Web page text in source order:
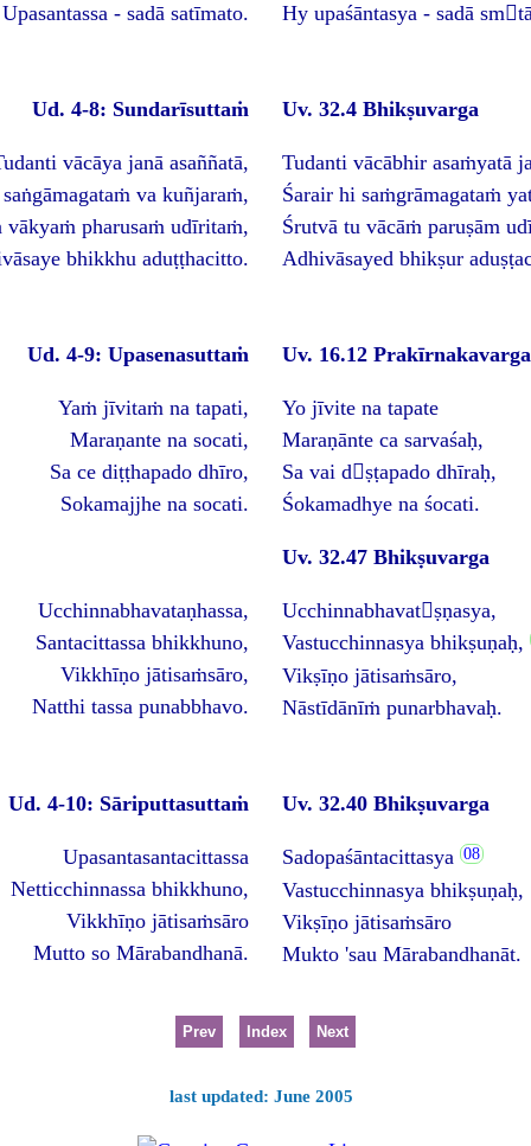
Upasantassa - sadā satīmato.
Hy upaśāntasya - sadā
Ud. 4-8: Sundarīsuttaṁ
vācāya janā asaññatā,
va kuñjaraṁ,
vākyaṁ pharusaṁ udīritaṁ,
bhikkhu aduṭṭhacitto.
Uv. 32.4 Bhikṣuvarga
Tudanti vācābhir asaṁyatā
Śarair hi saṁgrāmagataṁ
Śrutvā tu vācāṁ paruṣām
Adhivāsayed bhikṣur
Ud. 4-9: Upasenasuttaṁ
Yaṁ jīvitaṁ na tapati,
Maraṇante na socati,
Sa ce diṭṭhapado dhīro,
Sokamajjhe na socati.
Ucchinnabhavataṇhassa,
Santacittassa bhikkhuno,
Vikkhīṇo jātisaṁsāro,
Natthi tassa punabbhavo.
Uv. 16.12 Prakīrnakavarga
Yo jīvite na tapate
Maraṇānte ca sarvaśaḥ,
Sa vai dṣṭapado dhīraḥ,
Śokamadhye na śocati.
Uv. 32.47 Bhikṣuvarga
Ucchinnabhavatṣṇasya,
Vastucchinnasya bhikṣuṇaḥ,
Vikṣīṇo jātisaṁsāro,
Nāstīdānīṁ punarbhavaḥ.
Ud. 4-10: Sāriputtasuttaṁ
Upasantasantacittassa
Netticchinnassa bhikkhuno,
Vikkhīṇo jātisaṁsāro
Mutto so Mārabandhanā.
Uv. 32.40 Bhikṣuvarga
Sadopaśāntacittasya
Vastucchinnasya bhikṣuṇaḥ,
Vikṣīṇo jātisaṁsāro
Mukto 'sau Mārabandhanāt.
Prev Index Next
last updated: June 2005